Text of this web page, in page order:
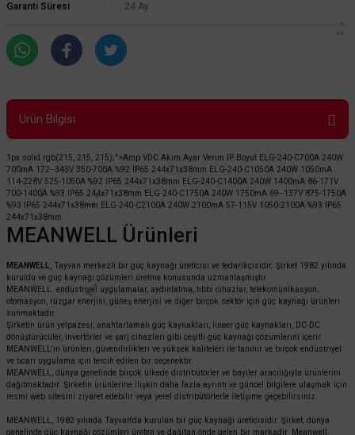
Garanti Süresi
24 Ay
Ürün Bilgisi
1px solid rgb(215, 215, 215);">Amp VDC Akım Ayar Verim IP Boyut ELG-240-C700A 240W
700mA 172--343V 350-700A %92 IP65 244x71x38mm ELG-240-C1050A 240W 1050mA
114-228V 525-1050A %92 IP65 244x71x38mm ELG-240-C1400A 240W 1400mA 86-171V
700-1400A %93 IP65 244x71x38mm ELG-240-C1750A 240W 1750mA 69--137V 875-1750A
%93
IP65 244x71x38mm ELG-240-C2100A 240W 2100mA 57-115V 1050-2100A %93
IP65
244x71x38mm
MEANWELL Ürünleri
MEANWELL, Tayvan merkezli bir güç kaynağı üreticisi ve tedarikçisidir. Şirket 1982 yılında
kuruldu ve güç kaynağı çözümleri üretme konusunda uzmanlaşmıştır.
MEANWELL endüstriyel uygulamalar, aydınlatma, tıbbi cihazlar, telekomünikasyon,
otomasyon, rüzgar enerjisi, güneş enerjisi ve diğer birçok sektör için güç kaynağı ürünleri
sunmaktadır.
Şirketin ürün yelpazesi, anahtarlamalı güç kaynakları, lineer güç kaynakları, DC-DC
dönüştürücüler, invertörler ve şarj cihazları gibi çeşitli güç kaynağı çözümlerini içerir.
MEANWELL'in ürünleri, güvenilirlikleri ve yüksek kaliteleri ile tanınır ve birçok endüstriyel
ve ticari uygulama için tercih edilen bir seçenektir.
MEANWELL, dünya genelinde birçok ülkede distribütörler ve bayiler aracılığıyla ürünlerini
dağıtmaktadır. Şirketin ürünlerine ilişkin daha fazla ayrıntı ve güncel bilgilere ulaşmak için
resmi web sitesini ziyaret edebilir veya yerel distribütörlerle iletişime geçebilirsiniz.
MEANWELL, 1982 yılında Tayvan'da kurulan bir güç kaynağı üreticisidir. Şirket, dünya
genelinde güç kaynağı çözümleri üreten ve dağıtan önde gelen bir markadır. Meanwell,